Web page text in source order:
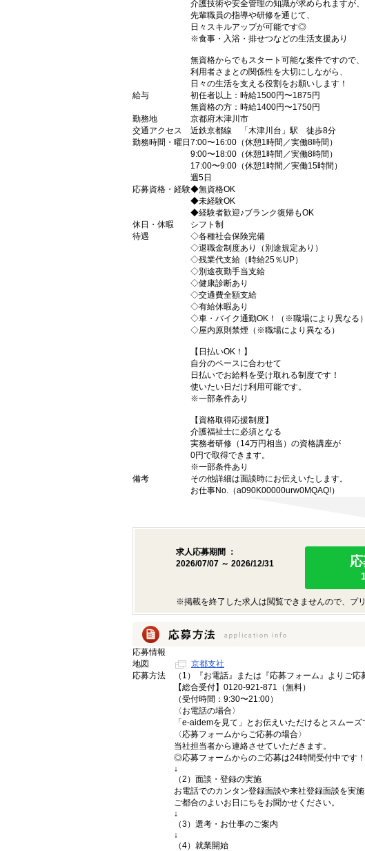
介護技術や安全管理の知識が求められますが、
先輩職員の指導や研修を通じて、
日々スキルアップが可能です◎
※食事・入浴・排せつなどの生活支援あり
無資格からでもスタート可能な案件ですので、
利用者さまとの関係性を大切にしながら、
日々の生活を支える役割をお願いします！
給与
初任者以上：時給1500円〜1875円
無資格の方：時給1400円〜1750円
勤務地
京都府木津川市
交通アクセス
近鉄京都線 「木津川台」駅 徒歩8分
勤務時間・曜日 7:00〜16:00（休憩1時間／実働8時間）
9:00〜18:00（休憩1時間／実働8時間）
17:00〜9:00（休憩1時間／実働15時間）
週5日
応募資格・経験◆無資格OK
◆未経験OK
◆経験者歓迎♪ブランク復帰もOK
休日・休暇
シフト制
待遇
◇各種社会保険完備
◇退職金制度あり（別途規定あり）
◇残業代支給（時給25％UP）
◇別途夜勤手当支給
◇健康診断あり
◇交通費全額支給
◇有給休暇あり
◇車・バイク通勤OK！（※職場により異なる）
◇屋内原則禁煙（※職場により異なる）
【日払いOK！】
自分のペースに合わせて
日払いでお給料を受け取れる制度です！
使いたい日だけ利用可能です。
※一部条件あり
【資格取得応援制度】
介護福祉士に必須となる
実務者研修（14万円相当）の資格講座が
0円で取得できます。
※一部条件あり
備考
その他詳細は面談時にお伝えいたします。
お仕事No.（a090K00000urw0MQAQ!）
求人応募期間 ：
2026/07/07 ～ 2026/12/31
※掲載を終了した求人は閲覧できませんので、プ
応募情報
地図
京都支社
応募方法
（1）『お電話』または『応募フォーム』よりご応
【総合受付】0120-921-871（無料）
（受付時間：9:30〜21:00）
〈お電話の場合〉
「e-aidemを見て」とお伝えいただけるとスムーズ
〈応募フォームからご応募の場合〉
当社担当者から連絡させていただきます。
◎応募フォームからのご応募は24時間受付中です！
↓
（2）面談・登録の実施
お電話でのカンタン登録面談や来社登録面談を実施
ご都合のよいお日にちをお聞かせください。
↓
（3）選考・お仕事のご案内
↓
（4）就業開始